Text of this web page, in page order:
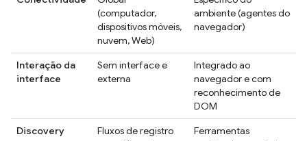
(computador,
dispositivos móveis,
nuvem, Web)
ambiente (agentes do
navegador)
Interação da
interface
Sem interface e
externa
Integrado ao
navegador e com
reconhecimento de
DOM
Discovery
Fluxos de registro
Ferramentas